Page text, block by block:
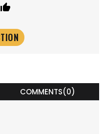
thumb_up_alt
COMMENTS(0)